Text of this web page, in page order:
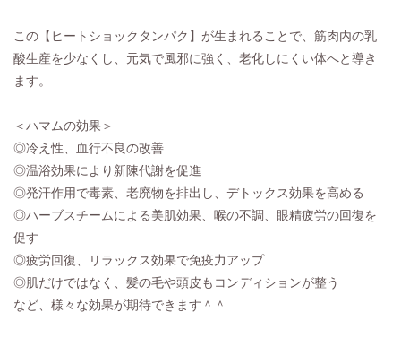
この【ヒートショックタンパク】が生まれることで、筋肉内の乳
酸生産を少なくし、元気で風邪に強く、老化しにくい体へと導き
ます。
＜ハマムの効果＞
◎冷え性、血行不良の改善
◎温浴効果により新陳代謝を促進
◎発汗作用で毒素、老廃物を排出し、デトックス効果を高める
◎ハーブスチームによる美肌効果、喉の不調、眼精疲労の回復を
促す
◎疲労回復、リラックス効果で免疫力アップ
◎肌だけではなく、髪の毛や頭皮もコンディションが整う
など、様々な効果が期待できます＾＾